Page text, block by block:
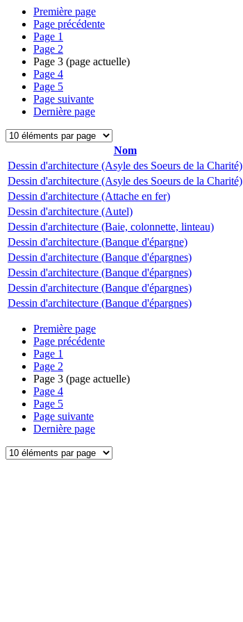
Première page
Page précédente
Page 1
Page 2
Page 3 (page actuelle)
Page 4
Page 5
Page suivante
Dernière page
Nom
Dessin d'architecture (Asyle des Soeurs de la Charité)
Dessin d'architecture (Asyle des Soeurs de la Charité)
Dessin d'architecture (Attache en fer)
Dessin d'architecture (Autel)
Dessin d'architecture (Baie, colonnette, linteau)
Dessin d'architecture (Banque d'épargne)
Dessin d'architecture (Banque d'épargnes)
Dessin d'architecture (Banque d'épargnes)
Dessin d'architecture (Banque d'épargnes)
Dessin d'architecture (Banque d'épargnes)
Première page
Page précédente
Page 1
Page 2
Page 3 (page actuelle)
Page 4
Page 5
Page suivante
Dernière page